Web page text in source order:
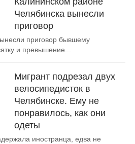
Челябинска вынесли
приговор
приговор бывшему
и превышение...
Мигрант подрезал двух
велосипедисток в
Челябинске. Ему не
понравилось, как они
одеты
иностранца, едва не